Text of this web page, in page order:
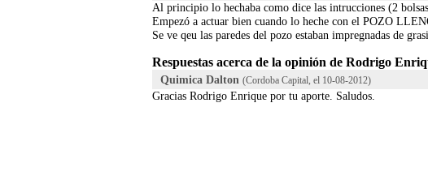
Al principio lo hechaba como dice las intrucciones (2
Empezó a actuar bien cuando lo heche con el POZO
Se ve qeu las paredes del pozo estaban impregnadas de
Respuestas acerca de la opinión de Rodrigo
Quimica Dalton (Cordoba Capital, el 10-08-2012)
Gracias Rodrigo Enrique por tu aporte. Saludos.